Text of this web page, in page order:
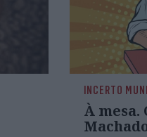
INCERTO
À mesa.